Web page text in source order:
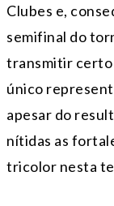
Clubes e,
semifinal do
transmitir certo
único
apesar do
nítidas as
tricolor nesta